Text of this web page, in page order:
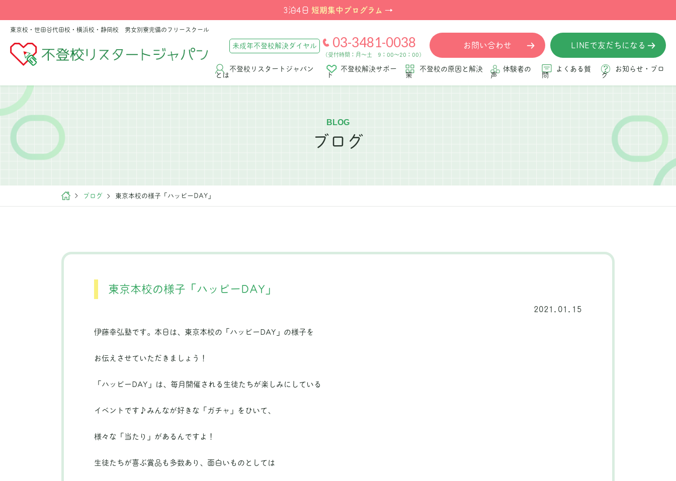
3泊4日 短期集中プログラム →
東京校・世田谷代田校・横浜校・静岡校 男女別寮完備のフリースクール
未成年不登校解決ダイヤル 03-3481-0038
（受付時間：月～土 9：00～20：00）
お問い合わせ LINEで友だちになる
不登校リスタートジャパン
とは
不登校解決サポー
ト
不登校の原因と解決
策
体験者の
声
よくある質
問
お知らせ・ブロ
グ
BLOG
ブログ
ブログ 東京本校の様子「ハッピーDAY」
東京本校の様子「ハッピーDAY」
2021.01.15
伊藤幸弘塾です。本日は、東京本校の「ハッピーDAY」の様子を
お伝えさせていただきましょう！
「ハッピーDAY」は、毎月開催される生徒たちが楽しみにしている
イベントです♪みんなが好きな「ガチャ」をひいて、
様々な「当たり」があるんですよ！
生徒たちが喜ぶ賞品も多数あり、面白いものとしては